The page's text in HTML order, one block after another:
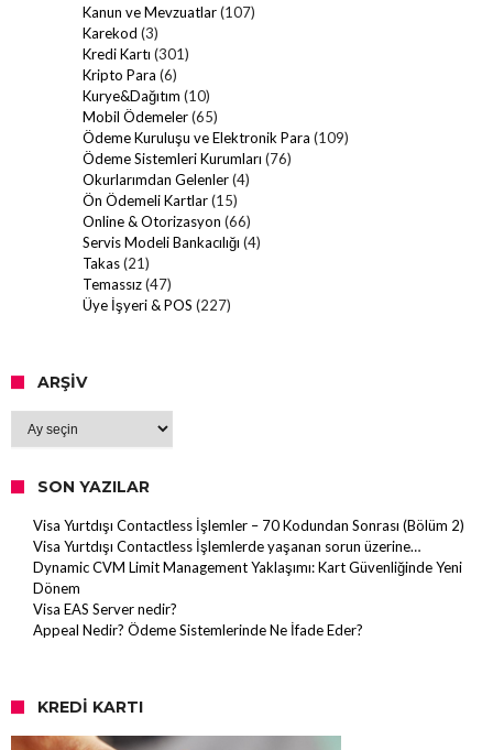
Kanun ve Mevzuatlar(107)
Karekod (3)
Kredi Kartı (301)
Kripto Para (6)
Kurye&Dağıtım (10)
Mobil Ödemeler(65)
Ödeme Kuruluşu ve Elektronik Para (109)
Ödeme Sistemleri Kurumları (76)
Okurlarımdan Gelenler(4)
Ön Ödemeli Kartlar(15)
Online & Otorizasyon (66)
Servis Modeli Bankacılığı (4)
Takas(21)
Temassız(47)
Üye İşyeri & POS (227)
ARŞIV
SON YAZILAR
Visa Yurtdışı Contactless İşlemler – 70 Kodundan Sonrası (Bölüm 2)
Visa Yurtdışı Contactless İşlemlerde yaşanan sorun üzerine…
Dynamic CVM Limit Management Yaklaşımı: Kart Güvenliğinde Yeni
Dönem
Visa EAS Server nedir?
Appeal Nedir? Ödeme Sistemlerinde Ne İfade Eder?
KREDI KARTI